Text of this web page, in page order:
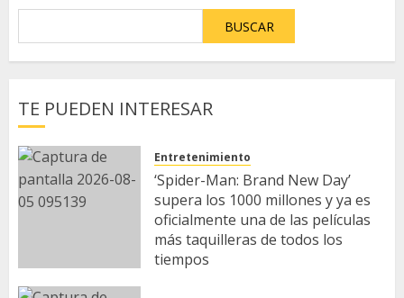
BUSCAR
TE PUEDEN INTERESAR
Entretenimiento
‘Spider-Man: Brand New Day’
supera los 1000 millones y ya es
oficialmente una de las películas
más taquilleras de todos los
tiempos